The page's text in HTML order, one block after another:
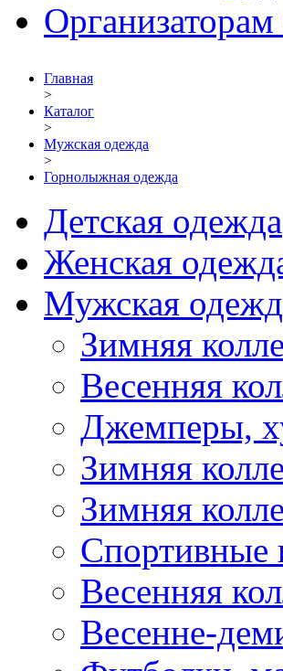
Главная
>
Каталог
>
Мужская одежда
>
Горнолыжная одежда
Детская одежда
Женская
Мужская
Зимняя
Весенняя
Джемперы,
Зимняя
Зимняя
Весенняя
Весенне-